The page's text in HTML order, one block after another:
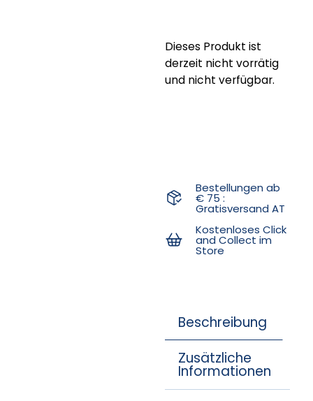
Dieses Produkt ist
derzeit nicht vorrätig
und nicht verfügbar.
Bestellungen ab
€ 75 :
Gratisversand AT
Kostenloses Click
and Collect im
Store
Beschreibung
Zusätzliche
Informationen